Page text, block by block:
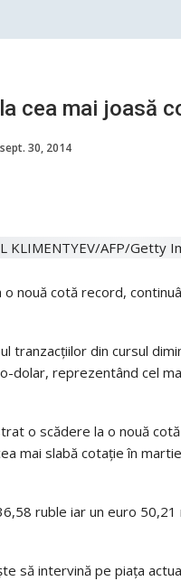
cea mai joasă
sept. 30, 2014
o nouă cotă record,
tranzacţiilor din cursul
dolar, reprezentând cel
o scădere la o nouă
mai slabă cotaţie în
ruble iar un euro
să intervină pe piaţa